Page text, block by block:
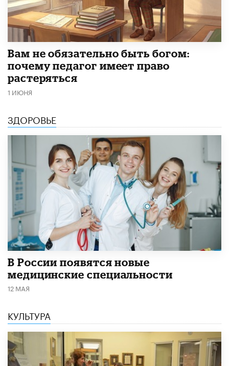
​Вам не обязательно быть богом:
почему педагог имеет право
растеряться
1 ИЮНЯ
ЗДОРОВЬЕ
В России появятся новые
медицинские специальности
12 МАЯ
КУЛЬТУРА